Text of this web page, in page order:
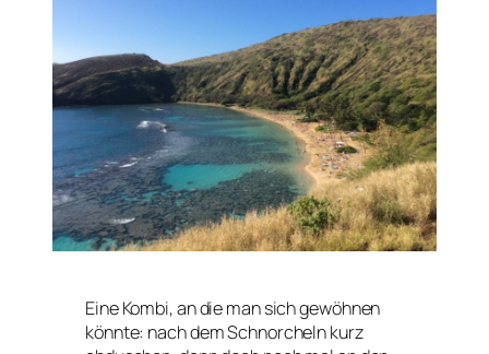
Eine Kombi, an die man sich gewöhnen
könnte: nach dem Schnorcheln kurz